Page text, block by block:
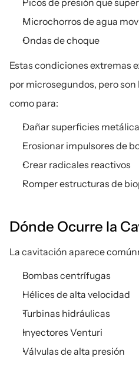
Picos de presión que
Microchorros de agua
Ondas de choque
Estas condiciones extremas
por microsegundos, pero
como para:
Dañar superficies
Erosionar impulsores de
Crear radicales reactivos
Romper estructuras de
Dónde Ocurre la
La cavitación aparece
Bombas centrífugas
Hélices de alta velocidad
Turbinas hidráulicas
Inyectores Venturi
Válvulas de alta presión